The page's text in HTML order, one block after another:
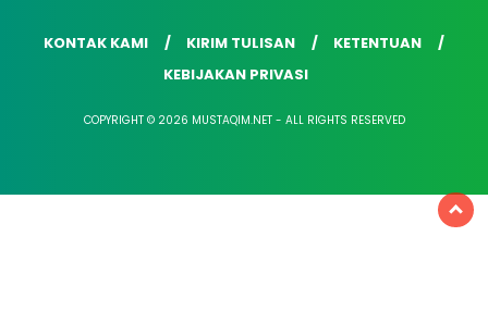
KONTAK KAMI KIRIM TULISAN
KETENTUAN
KEBIJAKAN PRIVASI
COPYRIGHT © 2026 MUSTAQIM.NET - ALL RIGHTS RESERVED